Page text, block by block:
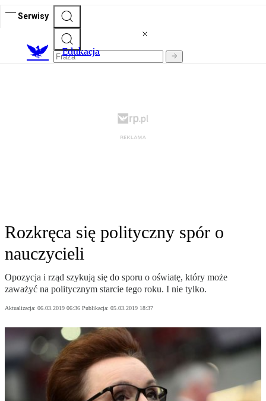
Serwisy
Edukacja
Rozkręca się polityczny spór o
nauczycieli
Opozycja i rząd szykują się do sporu o oświatę, który może
zaważyć na politycznym starcie tego roku. I nie tylko.
Aktualizacja: 06.03.2019 06:36 Publikacja: 05.03.2019 18:37